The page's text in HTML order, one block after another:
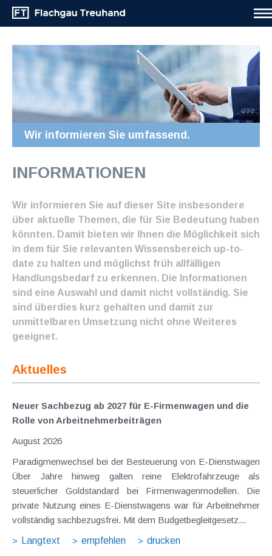
Wir informieren Sie umfassend.
INFORMATIONEN
Wir informieren Sie auf dieser Site insbesondere
über aktuelle Themen, die für Sie Bedeutung haben
könnten. Damit bieten wir Ihnen die Möglichkeit sich
in dem für Sie relevanten Wissensbereich up-to-
date zu halten und möglichst früh allfälligen
Handlungsbedarf zu erkennen. Die Informationen
sind eine Auswahl und damit nicht vollständig. Sie
sind überdies kurz gehalten und damit zur
unmittelbaren Umsetzung nicht ohne Weiteres
geeignet.
Aktuelles
Neuer Sachbezug ab 2027 für E-Firmenwagen und die
Rolle von Arbeitnehmer​­beiträgen
August 2026
Paradigmenwechsel bei der Besteuerung von E-Dienstwagen
Über Jahre hinweg galten reine Elektrofahrzeuge als
steuerlicher Goldstandard bei Firmenwagenmodellen. Die
private Nutzung eines E-Dienstwagens war für Arbeitnehmer
vollständig sachbezugsfrei. Mit dem Budgetbegleitgesetz...
Langtext
empfehlen drucken